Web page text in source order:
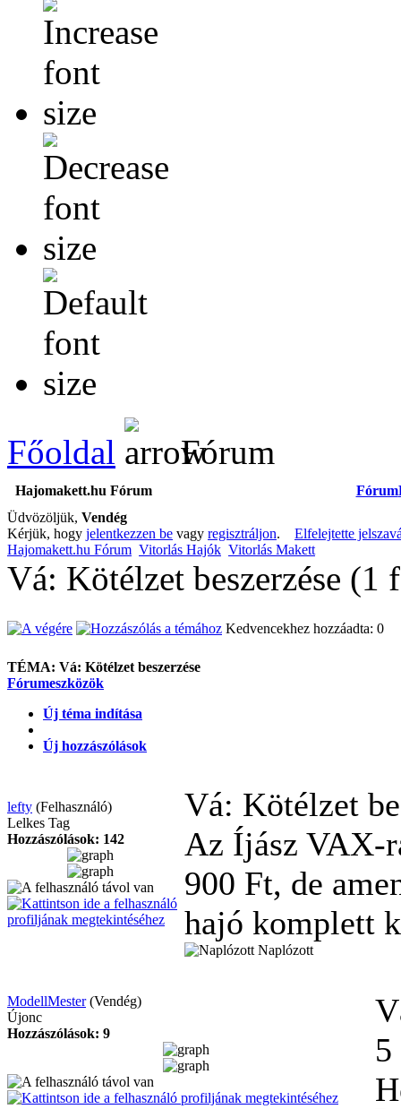
Főoldal Fórum
Hajomakett.hu Fórum Fórum
Üdvözöljük, Vendég
Kérjük, hogy jelentkezzen be vagy regisztráljon. Elfelejtette
Hajomakett.hu Fórum Vitorlás Hajók Vitorlás Makett
Vá: Kötélzet beszerzése (1
Kedvencekhez hozzáadta: 0
TÉMA: Vá: Kötélzet beszerzése
Fórumeszközök
Új téma indítása
Új hozzászólások
lefty (Felhasználó)
Lelkes Tag
Hozzászólások: 142
Vá: Kötélzet
Az Íjász VAX-
900 Ft, de
hajó komplett
Naplózott
ModellMester (Vendég)
Újonc
Hozzászólások: 9
5